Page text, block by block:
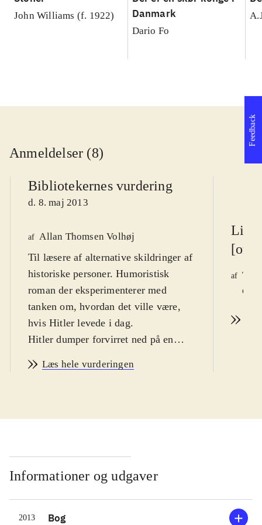
John Williams (f. 1922)
Danmark
Dario Fo
Anmeldelser (8)
Bibliotekernes vurdering
d. 8. maj 2013
af Allan Thomsen Volhøj
Til læsere af alternative skildringer af
historiske personer. Humoristisk
roman der eksperimenterer med
tanken om, hvordan det ville være,
hvis Hitler levede i dag.
Hitler dumper forvirret ned på en
svagt huske, at han sidst befandt sig i
nemt, men ved lidt af et tilfælde
og han bliver derfor involveret i et
reality tv-show. Medierne er vilde
med den aparte særling med de
rabiate holdninger, og seertallene
bare vokser og vokser. Således er
Læs hele vurderingen
af
d.
Informationer og udgaver
2013 Bog
Feedback